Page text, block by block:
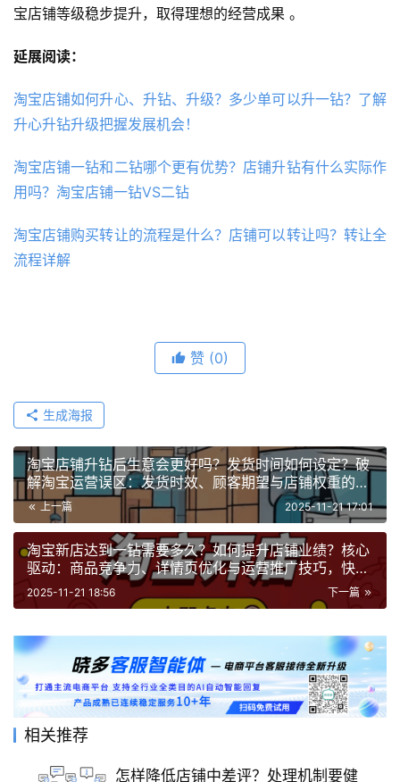
宝店铺等级稳步提升，取得理想的经营成果 。
延展阅读：
淘宝店铺如何升心、升钻、升级？多少单可以升一钻？了解
升心升钻升级把握发展机会！
淘宝店铺一钻和二钻哪个更有优势？店铺升钻有什么实际作
用吗？淘宝店铺一钻VS二钻
淘宝店铺购买转让的流程是什么？店铺可以转让吗？转让全
流程详解
赞 (0)
生成海报
淘宝店铺升钻后生意会更好吗？发货时间如何设定？破
解淘宝运营误区：发货时效、顾客期望与店铺权重的深
层关联
上一篇 2025-11-21 17:01
淘宝新店达到一钻需要多久？如何提升店铺业绩？核心
驱动：商品竞争力、详情页优化与运营推广技巧，快速
提升DSR评分与销售额
下一篇
2025-11-21 18:56
相关推荐
怎样降低店铺中差评？处理机制要健